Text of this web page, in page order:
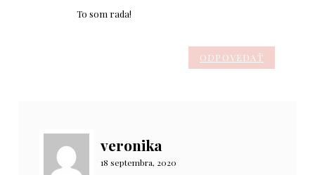
To som rada!
ODPOVEDAŤ
veronika
18 septembra, 2020